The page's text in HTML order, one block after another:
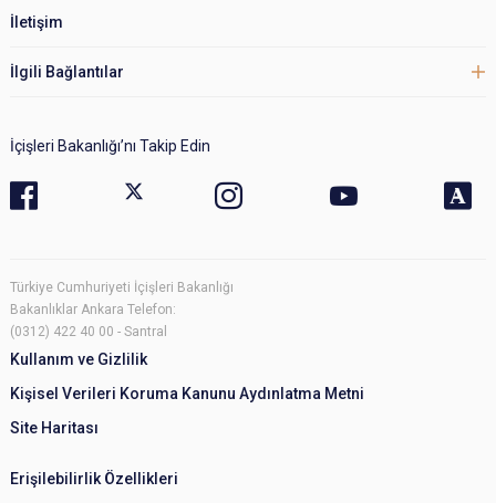
İletişim
İlgili Bağlantılar
İçişleri Bakanlığı’nı Takip Edin
Türkiye Cumhuriyeti İçişleri Bakanlığı
Bakanlıklar Ankara Telefon:
(0312) 422 40 00 - Santral
Kullanım ve Gizlilik
Kişisel Verileri Koruma Kanunu Aydınlatma Metni
Site Haritası
Erişilebilirlik Özellikleri